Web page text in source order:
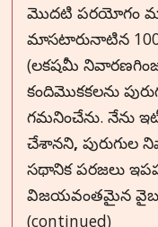
మొదటి పరయోగం
మాసటారునాటిన 100
(లకషమీ
కందిమొకకలను
గమనించేను. నేను
చేశానని,
సథానిక పరజలు
విజయవంతమైన
(continued)